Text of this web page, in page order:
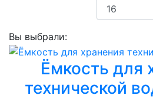
Вы выбрали:
Ёмкость для
технической